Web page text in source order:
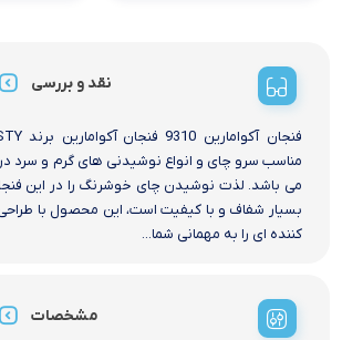
نقد و بررسی
مناسب سرو چای و انواع نوشیدنی های گرم و سرد
می باشد. لذت نوشیدن چای خوشرنگ را در این
بسیار شفاف و با کیفیت است، این محصول با
کننده ای را به مهمانی شما...
مشخصات